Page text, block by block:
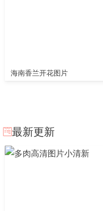
海南香兰开花图片
最新更新